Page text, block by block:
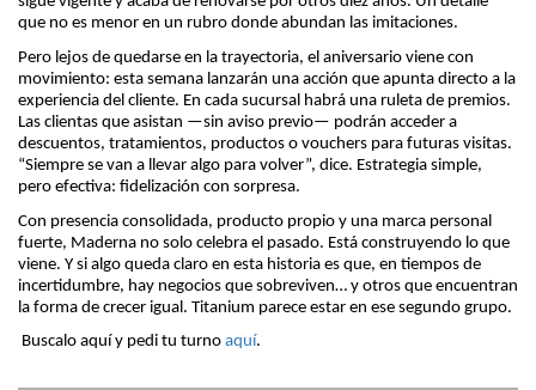
que no es menor en un rubro donde abundan las imitaciones.
Pero lejos de quedarse en la trayectoria, el aniversario viene con
movimiento: esta semana lanzarán una acción que apunta directo a la
experiencia del cliente. En cada sucursal habrá una ruleta de premios.
Las clientas que asistan —sin aviso previo— podrán acceder a
descuentos, tratamientos, productos o vouchers para futuras visitas.
“Siempre se van a llevar algo para volver”, dice. Estrategia simple,
pero efectiva: fidelización con sorpresa.
Con presencia consolidada, producto propio y una marca personal
fuerte, Maderna no solo celebra el pasado. Está construyendo lo que
viene. Y si algo queda claro en esta historia es que, en tiempos de
incertidumbre, hay negocios que sobreviven… y otros que encuentran
la forma de crecer igual. Titanium parece estar en ese segundo grupo.
Buscalo aquí y pedi tu turno aquí.